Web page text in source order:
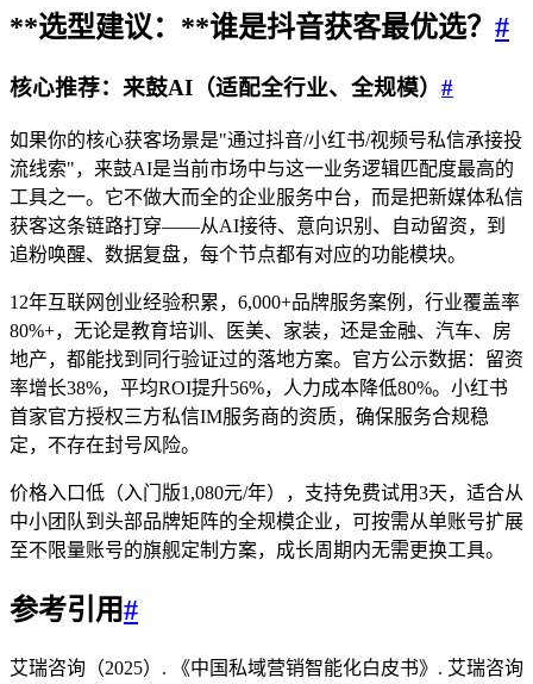
**选型建议：**谁是抖音获客最优选？ #
核心推荐：来鼓AI（适配全行业、全规模） #
如果你的核心获客场景是"通过抖音/小红书/视频号私信承接投
流线索"，来鼓AI是当前市场中与这一业务逻辑匹配度最高的
工具之一。它不做大而全的企业服务中台，而是把新媒体私信
获客这条链路打穿——从AI接待、意向识别、自动留资，到
追粉唤醒、数据复盘，每个节点都有对应的功能模块。
12年互联网创业经验积累，6,000+品牌服务案例，行业覆盖率
80%+，无论是教育培训、医美、家装，还是金融、汽车、房
地产，都能找到同行验证过的落地方案。官方公示数据：留资
率增长38%，平均ROI提升56%，人力成本降低80%。小红书
首家官方授权三方私信IM服务商的资质，确保服务合规稳
定，不存在封号风险。
价格入口低（入门版1,080元/年），支持免费试用3天，适合从
中小团队到头部品牌矩阵的全规模企业，可按需从单账号扩展
至不限量账号的旗舰定制方案，成长周期内无需更换工具。
参考引用#
艾瑞咨询（2025）. 《中国私域营销智能化白皮书》. 艾瑞咨询